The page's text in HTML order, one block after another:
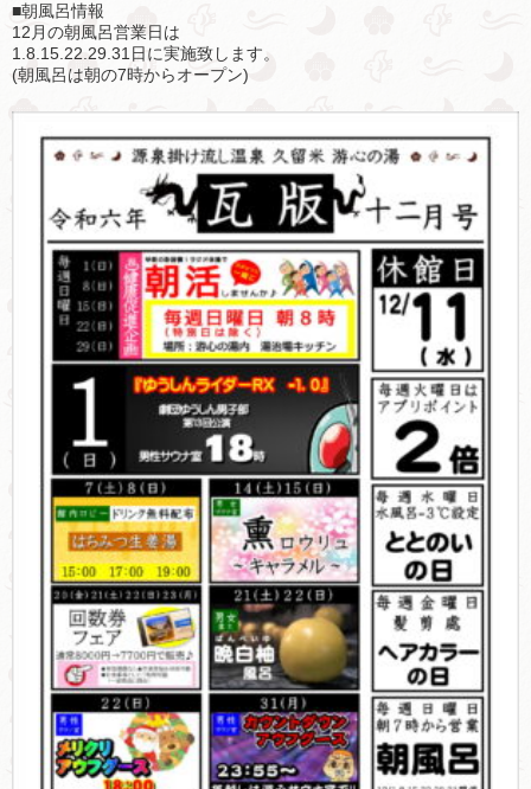
■朝風呂情報
12月の朝風呂営業日は
1.8.15.22.29.31日に実施致します。
(朝風呂は朝の7時からオープン)